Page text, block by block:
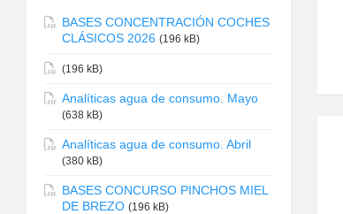
BASES CONCENTRACIÓN COCHES
CLÁSICOS 2026 (196 kB)
(196 kB)
Analíticas agua de consumo. Mayo
(638 kB)
Analíticas agua de consumo. Abril
(380 kB)
BASES CONCURSO PINCHOS MIEL
DE BREZO (196 kB)